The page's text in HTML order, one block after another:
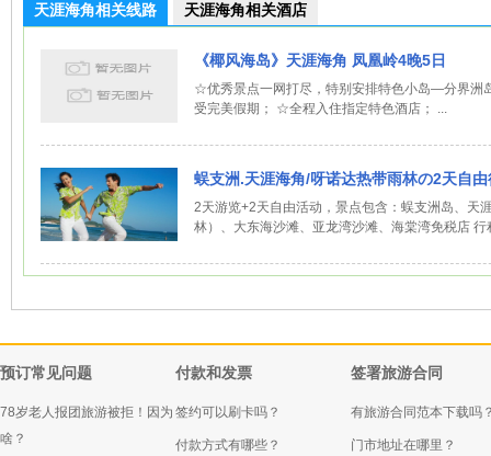
天涯海角相关线路 天涯海角相关酒店
《椰风海岛》天涯海角 凤凰岭4晚5日
☆优秀景点一网打尽，特别安排特色小岛—分界洲
受完美假期； ☆全程入住指定特色酒店； ...
蜈支洲.天涯海角/呀诺达热带雨林の2天自由
2天游览+2天自由活动，景点包含：蜈支洲岛、天
林）、大东海沙滩、亚龙湾沙滩、海棠湾免税店 行
预订常见问题
78岁老人报团旅游被拒！因为
啥？
付款和发票
签约可以刷卡吗？
付款方式有哪些？
签署旅游合同
有旅游合同范本下载吗
门市地址在哪里？